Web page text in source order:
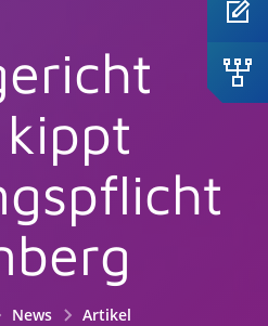
kippt
News Artikel